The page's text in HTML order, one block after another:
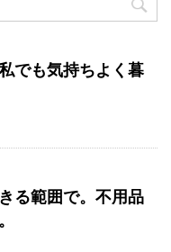
でも気持ちよく暮
る範囲で。不用品